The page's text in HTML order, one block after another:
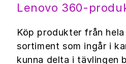
Lenovo 360-
Köp produkter från
sortiment som ingår i
kunna delta i tävlingen